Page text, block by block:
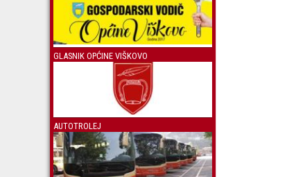
GLASNIK OPĆINE VIŠKOVO
AUTOTROLEJ